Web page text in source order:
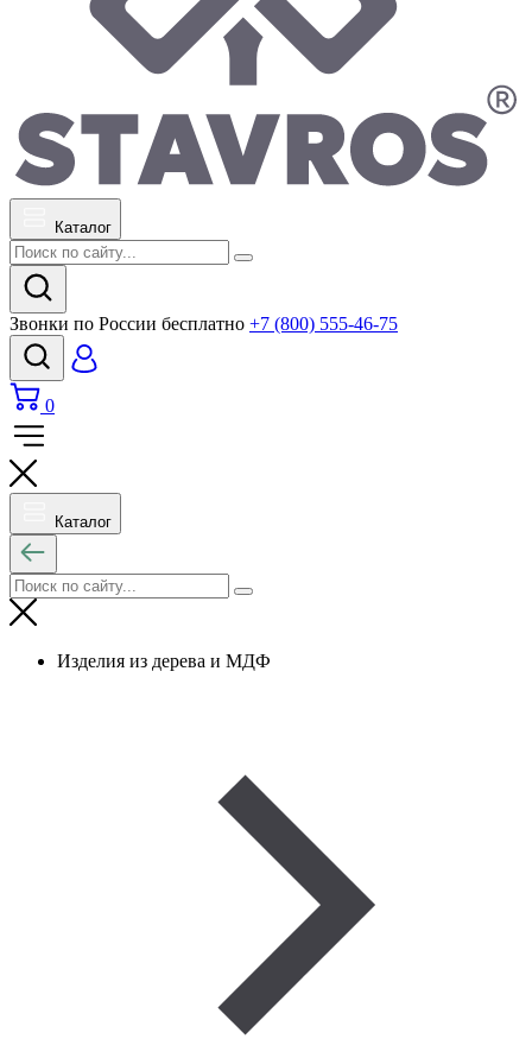
Каталог
Звонки по России бесплатно +7 (800) 555-46-75
0
Каталог
Изделия из дерева и МДФ